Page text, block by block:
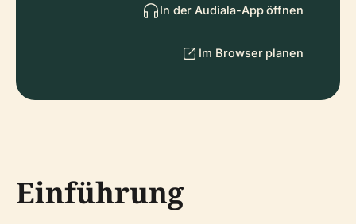
In der Audiala-App öffnen
Im Browser planen
Einführung